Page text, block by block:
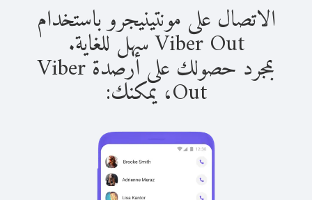
الاتصال على مونتينيجرو باستخدام
Viber Out سهل للغاية.
بمجرد حصولك على أرصدة Viber
Out، يمكنك: